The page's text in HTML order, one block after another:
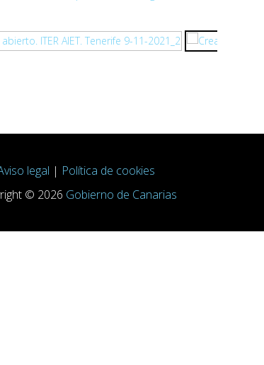
legal | Política de cookies
© 2026 Gobierno de Canarias